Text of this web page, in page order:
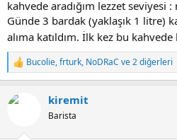
kahvede aradığım lezzet seviyesi
Günde 3 bardak (yaklaşık 1 litre)
alıma katıldım. İlk kez bu
T
e
k
Bucolie,frturk, NoDRaC ve 2 diğerleri
kiremit
Barista